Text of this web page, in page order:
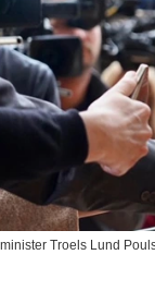
Troels Lund